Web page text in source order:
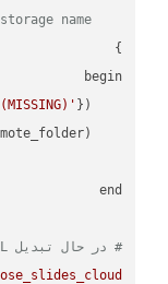
    storage_name:
name.
# در حال تبدیل HTML به PPS